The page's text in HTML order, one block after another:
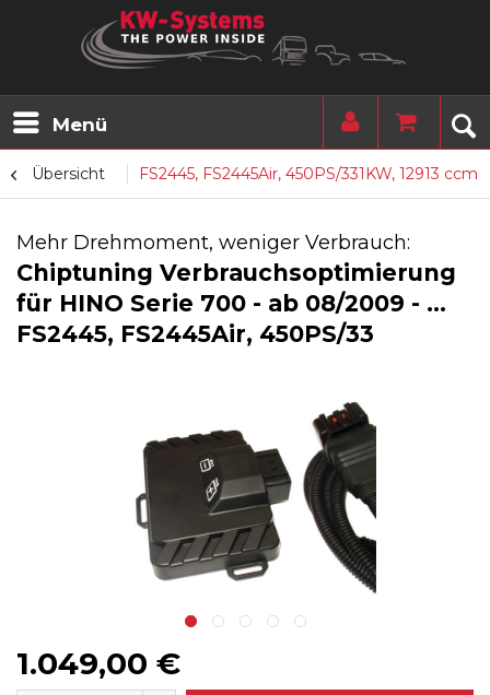
Menü
Übersicht FS2445, FS2445Air, 450PS/331KW, 12913 ccm
Mehr Drehmoment, weniger Verbrauch:
Chiptuning Verbrauchsoptimierung
für HINO Serie 700 - ab 08/2009 - ...
FS2445, FS2445Air, 450PS/33
1.049,00 €